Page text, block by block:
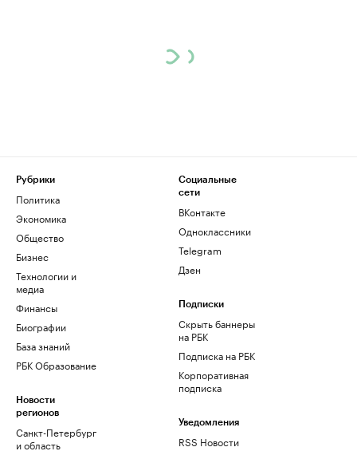
Рубрики
Политика
Экономика
Общество
Бизнес
Технологии и
медиа
Финансы
Биографии
База знаний
РБК Образование
Новости
регионов
Санкт-Петербург
и область
Социальные
сети
ВКонтакте
Одноклассники
Telegram
Дзен
Подписки
Скрыть баннеры
на РБК
Подписка на РБК
Корпоративная
подписка
Уведомления
RSS Новости